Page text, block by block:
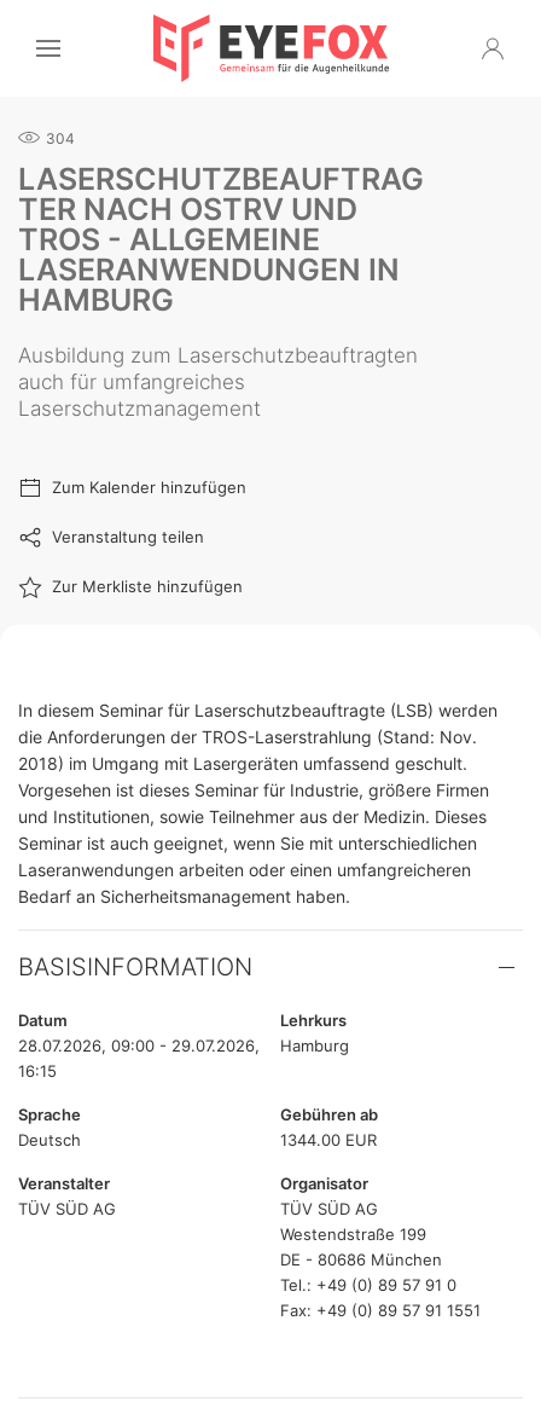
304
LASERSCHUTZBEAUFTRAG
TER NACH OSTRV UND
TROS - ALLGEMEINE
LASERANWENDUNGEN IN
HAMBURG
Ausbildung zum Laserschutzbeauftragten
auch für umfangreiches
Laserschutzmanagement
Zum Kalender hinzufügen
Veranstaltung teilen
Zur Merkliste hinzufügen
In diesem Seminar für Laserschutzbeauftragte (LSB) werden
die Anforderungen der TROS-Laserstrahlung (Stand: Nov.
2018) im Umgang mit Lasergeräten umfassend geschult.
Vorgesehen ist dieses Seminar für Industrie, größere Firmen
und Institutionen, sowie Teilnehmer aus der Medizin. Dieses
Seminar ist auch geeignet, wenn Sie mit unterschiedlichen
Laseranwendungen arbeiten oder einen umfangreicheren
Bedarf an Sicherheitsmanagement haben.
BASISINFORMATION
Datum
28.07.2026, 09:00 - 29.07.2026,
16:15
Lehrkurs
Hamburg
Sprache
Deutsch
Gebühren ab
1344.00 EUR
Veranstalter
TÜV SÜD AG
Organisator
TÜV SÜD AG
Westendstraße 199
DE - 80686 München
Tel.: +49 (0) 89 57 91 0
Fax: +49 (0) 89 57 91 1551